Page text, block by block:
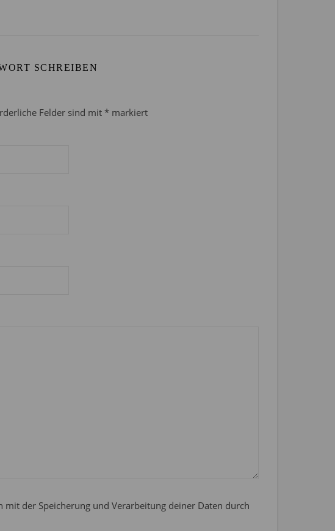
SCHREIBEN
Felder sind mit * markiert
der Speicherung und Verarbeitung deiner Daten durch